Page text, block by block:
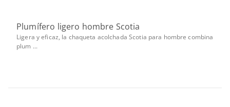
Plumífero ligero hombre Scotia
Ligera y eficaz, la chaqueta acolchada Scotia para hombre combina
plum ...